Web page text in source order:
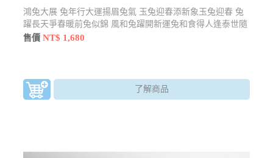
鴻兔大展 兔年行大運揚眉兔氣 玉兔迎春添新象玉兔迎春 兔
躍長天爭春暖前兔似錦 風和兔躍開新運兔和食得人逢泰世隨
兔躍
售價NT$ 1,680
了解商品